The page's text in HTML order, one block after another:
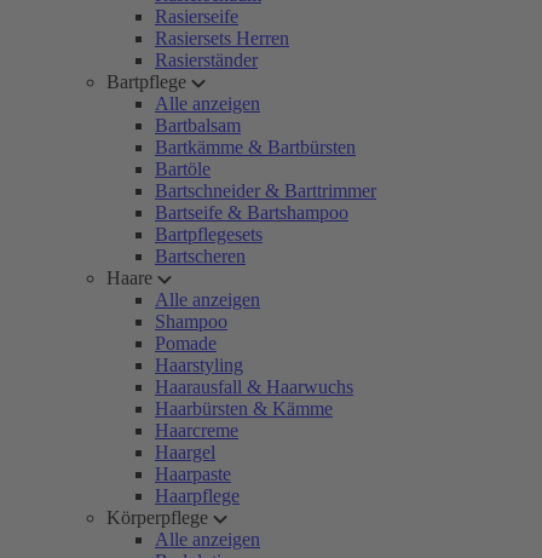
Rasierseife
Rasiersets Herren
Rasierständer
Bartpflege
Alle anzeigen
Bartbalsam
Bartkämme & Bartbürsten
Bartöle
Bartschneider & Barttrimmer
Bartseife & Bartshampoo
Bartpflegesets
Bartscheren
Haare
Alle anzeigen
Shampoo
Pomade
Haarstyling
Haarausfall & Haarwuchs
Haarbürsten & Kämme
Haarcreme
Haargel
Haarpaste
Haarpflege
Körperpflege
Alle anzeigen